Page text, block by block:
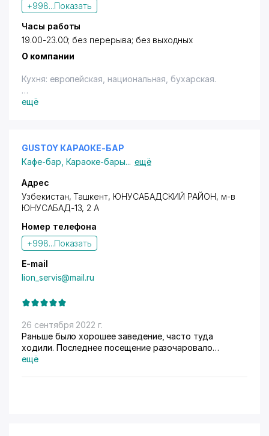
+998...Показать
Часы работы
19.00-23.00; без перерыва; без выходных
О компании
Кухня: европейская, национальная, бухарская.
Владельцам дисконтных карт с логотипом "Город
Скидки не суммируются.
ещё
GUSTOY КАРАОКЕ-БАР
Кафе-бар Караоке-бары... ещё
Адрес
Узбекистан, Ташкент, ЮНУСАБАДСКИЙ РАЙОН, м-в
ЮНУСАБАД-13, 2 А
Номер телефона
+998...Показать
E-mail
lion_servis@mail.ru
26 сентября 2022 г.
Раньше было хорошее заведение, часто туда
ходили. Последнее посещение разочаровало
Заказали кальян дарксайд ягодный и сладкий, а нам
ещё